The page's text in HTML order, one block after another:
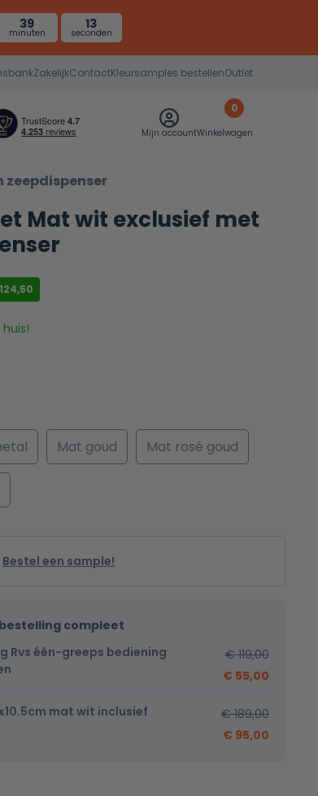
39
minuten
12
seconden
ZakelijkContactKleursamples bestellenOutlet
Mijn account
0
Winkelwagen
zeepdispenser
Mat wit exclusief met
Mat goud Mat rosé goud
Bestel een sample!
compleet
Rvs één-greeps bediening
€119,00
€ 55,00
mat wit inclusief
€189,00
€ 95,00